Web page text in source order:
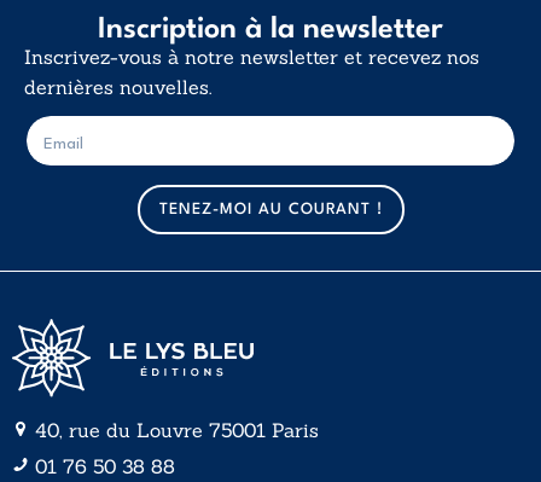
Inscription à la newsletter
Inscrivez-vous à notre newsletter et recevez nos
dernières nouvelles.
m
a
i
l
E
-
m
TENEZ-MOI AU COURANT !
40, rue du Louvre 75001 Paris
01 76 50 38 88